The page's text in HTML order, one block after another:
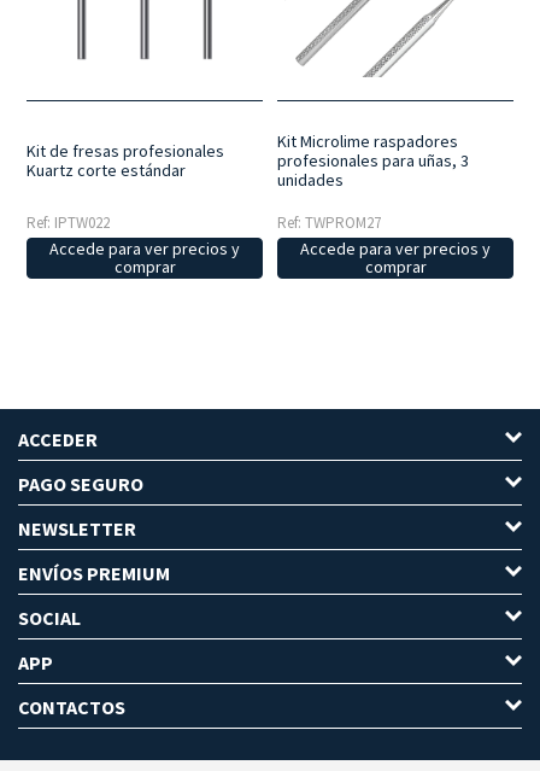
Kit de fresas profesionales
Kuartz corte estándar
Ref: IPTW022
Accede para ver precios y
comprar
Kit Microlime raspadores
profesionales para uñas, 3
unidades
Ref: TWPROM27
Accede para ver precios y
comprar
ACCEDER
PAGO SEGURO
NEWSLETTER
ENVÍOS PREMIUM
SOCIAL
APP
CONTACTOS